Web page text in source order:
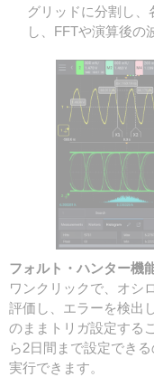
グリッドに分割し
し、FFTや演算後の
フォルト・ハンター機
ワンクリックで、オシ
評価し、エラーを検出
のままトリガ設定する
ら2日間まで設定でき
実行できます。